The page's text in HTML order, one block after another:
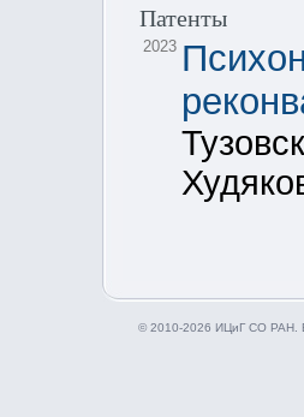
Патенты
2023
© 2010-2026 ИЦиГ СО РАН.